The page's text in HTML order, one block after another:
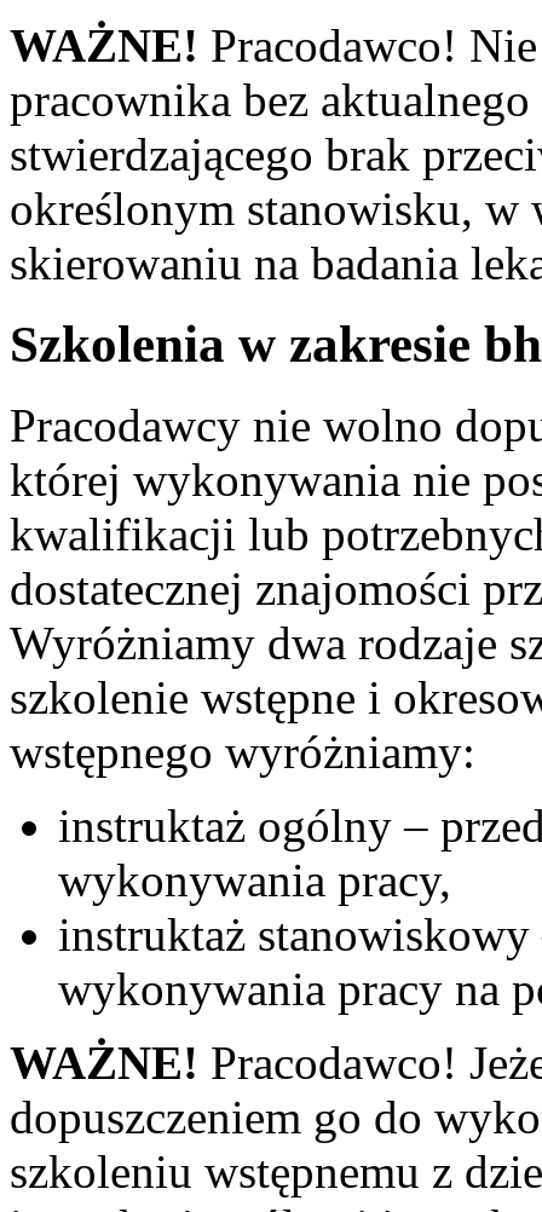
WAŻNE! Pracodawco!
pracownika bez
stwierdzającego brak
określonym stanowisku, w
skierowaniu na badania
Szkolenia w zakresie
Pracodawcy nie wolno
której wykonywania nie
kwalifikacji lub
dostatecznej znajomości
Wyróżniamy dwa rodzaje
szkolenie wstępne i
wstępnego wyróżniamy:
instruktaż ogólny –
wykonywania pracy,
instruktaż stanowiskowy
wykonywania pracy na
WAŻNE! Pracodawco!
dopuszczeniem go do
szkoleniu wstępnemu z